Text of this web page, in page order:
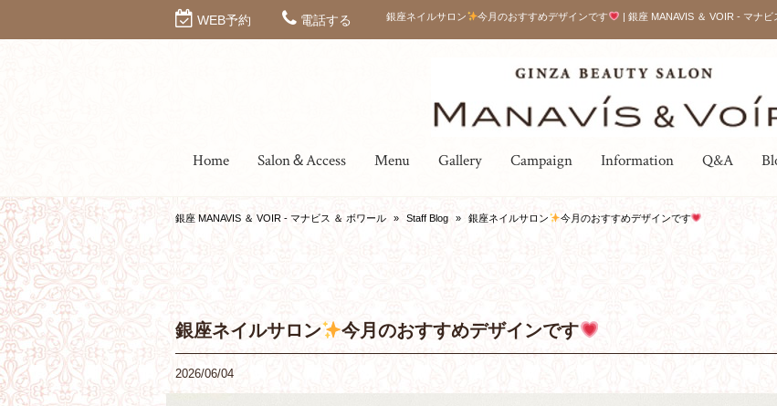
WEB予約 電話する 銀座ネイルサロン 今月のおすすめデザインです | 銀座 MANAVIS ＆ VOIR - マナ
Home Salon＆Access Menu Gallery Campaign Information Q&A
銀座 MANAVIS ＆ VOIR - マナビス ＆ ボワール » Staff Blog » 銀座ネイルサロン 今月のおすすめデザインです
銀座ネイルサロン 今月のおすすめデザインです
2026/06/04